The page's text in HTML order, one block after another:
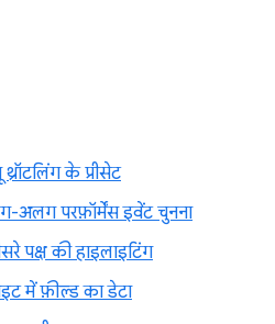
के प्रीसेट
परफ़ॉर्मेंस इवेंट चुनना
पक्ष की हाइलाइटिंग
में फ़ील्ड का डेटा